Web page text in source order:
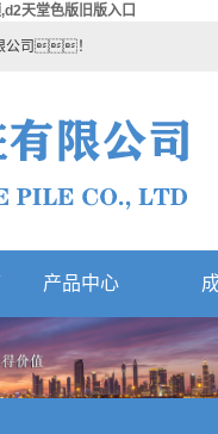
天堂色版旧版入口
公司！
产品中心
热门产品